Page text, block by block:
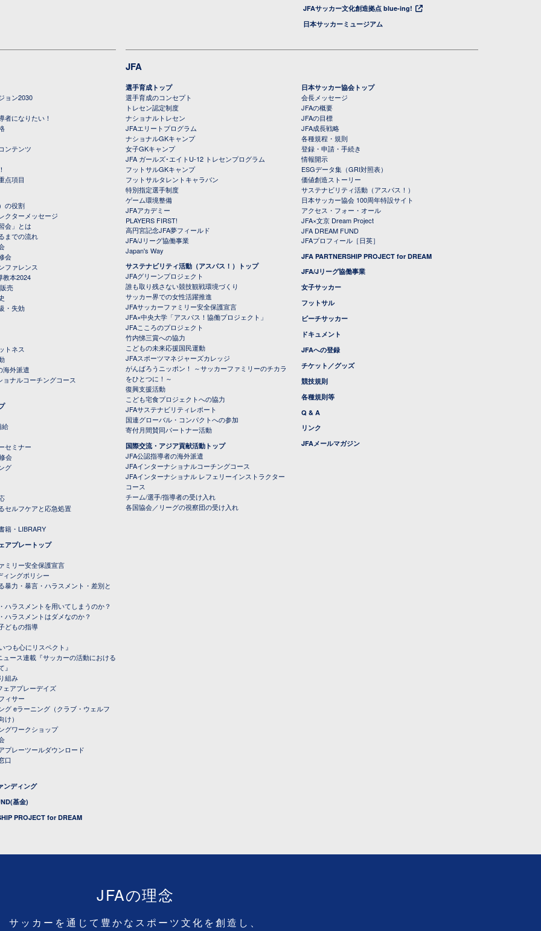
JFAサッカー文化創造拠点 blue-ing!
日本サッカーミュージアム
ョン2030
者になりたい！
ンテンツ
点項目
の役割
クターメッセージ
会」とは
までの流れ
会
ファレンス
教本2024
売
・失効
トネス
海外派遣
ョナルコーチングコース
給
セミナー
会
グ
セルフケアと応急処置
籍・LIBRARY
アプレートップ
ミリー安全保護宣言
ィングポリシー
暴力・暴言・ハラスメント・差別と
ハラスメントを用いてしまうのか？
ハラスメントはダメなのか？
どもの指導
つも心にリスペクト』
ュース連載『サッカーの活動における
』
組み
ェアプレーデイズ
ィサー
グ eラーニング（クラブ・ウェルフ
）
グワークショップ
プレーツールダウンロード
口
ンディング
基金)
PROJECT for DREAM
JFA
選手育成トップ
選手育成のコンセプト
トレセン認定制度
ナショナルトレセン
JFAエリートプログラム
ナショナルGKキャンプ
女子GKキャンプ
JFA ガールズ･エイトU-12 トレセンプログラム
フットサルGKキャンプ
フットサルタレントキャラバン
特別指定選手制度
ゲーム環境整備
JFAアカデミー
PLAYERS FIRST!
高円宮記念JFA夢フィールド
JFA/Jリーグ協働事業
Japan's Way
サステナビリティ活動（アスパス！）トップ
JFAグリーンプロジェクト
誰も取り残さない競技観戦環境づくり
サッカー界での女性活躍推進
JFAサッカーファミリー安全保護宣言
JFA×中央大学「アスパス！協働プロジェクト」
JFAこころのプロジェクト
竹内悌三賞への協力
こどもの未来応援国民運動
JFAスポーツマネジャーズカレッジ
がんばろうニッポン！ ～サッカーファミリーのチカラ
をひとつに！～
復興支援活動
こども宅食プロジェクトへの協力
JFAサステナビリティレポート
国連グローバル・コンパクトへの参加
寄付月間賛同パートナー活動
国際交流・アジア貢献活動トップ
JFA公認指導者の海外派遣
JFAインターナショナルコーチングコース
JFAインターナショナル レフェリーインストラクター
コース
チーム/選手/指導者の受け入れ
各国協会／リーグの視察団の受け入れ
日本サッカー協会トップ
会長メッセージ
JFAの概要
JFAの目標
JFA成長戦略
各種規程・規則
登録・申請・手続き
情報開示
ESGデータ集（GRI対照表）
価値創造ストーリー
サステナビリティ活動（アスパス！）
日本サッカー協会 100周年特設サイト
アクセス・フォー・オール
JFA×文京 Dream Project
JFA DREAM FUND
JFAプロフィール［日英］
JFA PARTNERSHIP PROJECT for DREAM
JFA/Jリーグ協働事業
女子サッカー
フットサル
ビーチサッカー
ドキュメント
JFAへの登録
チケット／グッズ
競技規則
各種規則等
Q & A
リンク
JFAメールマガジン
JFAの理念
サッカーを通じて豊かなスポーツ文化を創造し、